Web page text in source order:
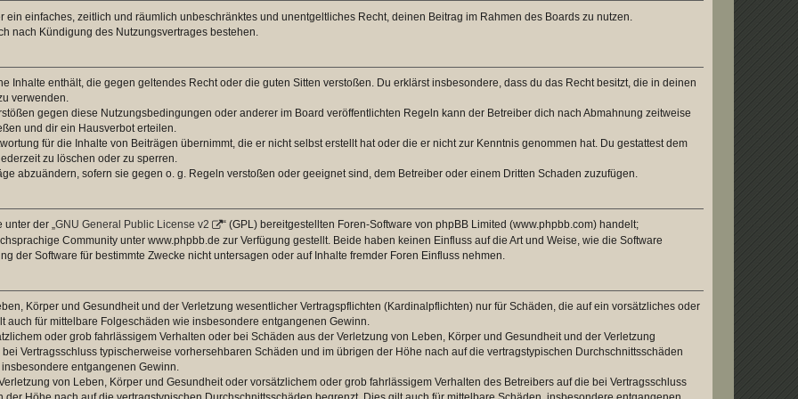
einfaches, zeitlich und räumlich unbeschränktes und unentgeltliches Recht, deinen Beitrag im Rahmen des Boards zu nutzen.
nach Kündigung des Nutzungsvertrages bestehen.
Inhalte enthält, die gegen geltendes Recht oder die guten Sitten verstoßen. Du erklärst insbesondere, dass du das Recht besitzt, die in deinen
verwenden.
gegen diese Nutzungsbedingungen oder anderer im Board veröffentlichten Regeln kann der Betreiber dich nach Abmahnung zeitweise
und dir ein Hausverbot erteilen.
für die Inhalte von Beiträgen übernimmt, die er nicht selbst erstellt hat oder die er nicht zur Kenntnis genommen hat. Du gestattest dem
zu löschen oder zu sperren.
abzuändern, sofern sie gegen o. g. Regeln verstoßen oder geeignet sind, dem Betreiber oder einem Dritten Schaden zuzufügen.
unter der „GNU General Public License v2
“ (GPL) bereitgestellten Foren-Software von phpBB Limited (www.phpbb.com) handelt;
Community unter www.phpbb.de zur Verfügung gestellt. Beide haben keinen Einfluss auf die Art und Weise, wie die Software
der Software für bestimmte Zwecke nicht untersagen oder auf Inhalte fremder Foren Einfluss nehmen.
Körper und Gesundheit und der Verletzung wesentlicher Vertragspflichten (Kardinalpflichten) nur für Schäden, die auf ein vorsätzliches oder
auch für mittelbare Folgeschäden wie insbesondere entgangenen Gewinn.
oder grob fahrlässigem Verhalten oder bei Schäden aus der Verletzung von Leben, Körper und Gesundheit und der Verletzung
Vertragsschluss typischerweise vorhersehbaren Schäden und im übrigen der Höhe nach auf die vertragstypischen Durchschnittsschäden
entgangenen Gewinn.
von Leben, Körper und Gesundheit oder vorsätzlichem oder grob fahrlässigem Verhalten des Betreibers auf die bei Vertragsschluss